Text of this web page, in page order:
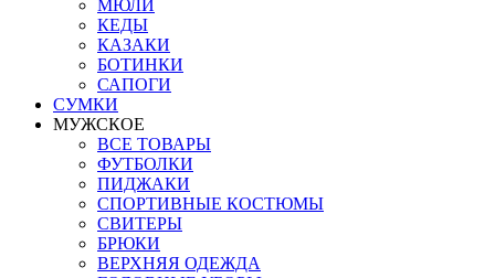
МЮЛИ
КЕДЫ
КАЗАКИ
БОТИНКИ
САПОГИ
СУМКИ
МУЖСКОЕ
ВСЕ ТОВАРЫ
ФУТБОЛКИ
ПИДЖАКИ
СПОРТИВНЫЕ КОСТЮМЫ
СВИТЕРЫ
БРЮКИ
ВЕРХНЯЯ ОДЕЖДА